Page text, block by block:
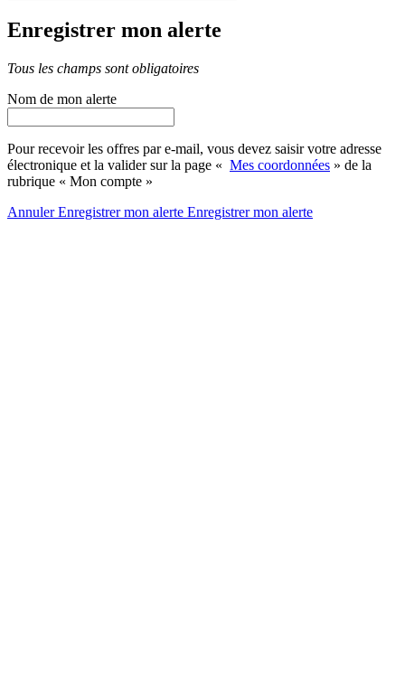
Enregistrer mon alerte
Tous les champs sont obligatoires
Nom de mon alerte
Pour recevoir les offres par e-mail, vous devez saisir votre adresse
électronique et la valider sur la page « Mes coordonnées » de la
rubrique « Mon compte »
AnnulerEnregistrer mon alerte Enregistrermon alerte